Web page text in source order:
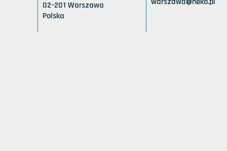
02-201 Warszawa
Polska